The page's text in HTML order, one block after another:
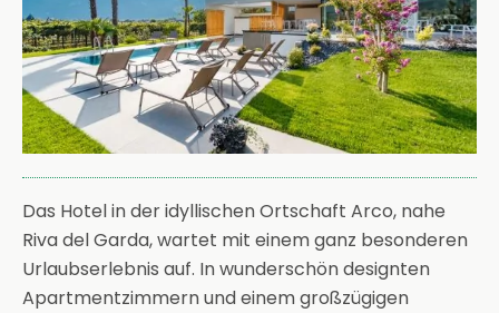
Das Hotel in der idyllischen Ortschaft Arco, nahe
Riva del Garda, wartet mit einem ganz besonderen
Urlaubserlebnis auf. In wunderschön designten
Apartmentzimmern und einem großzügigen